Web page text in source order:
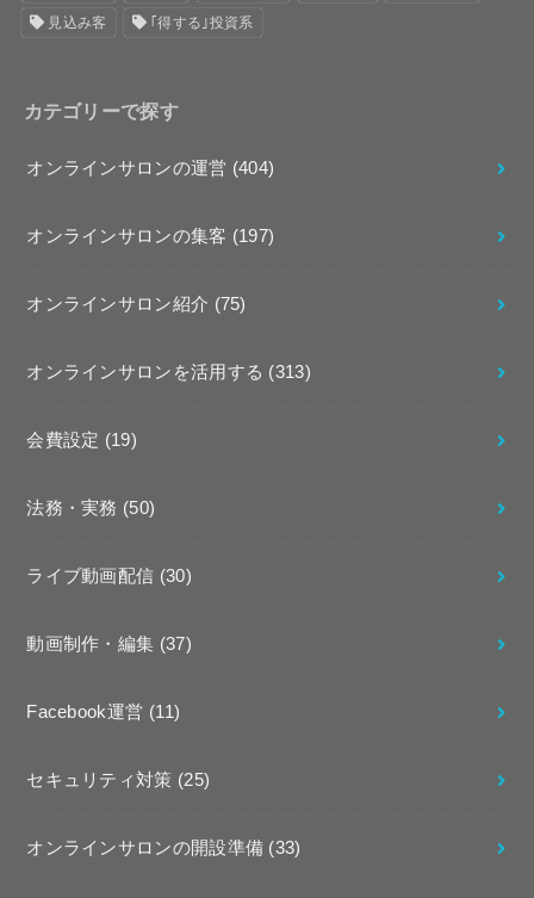
見込み客 ｢得する｣投資系
カテゴリーで探す
オンラインサロンの運営 (404)
オンラインサロンの集客 (197)
オンラインサロン紹介 (75)
オンラインサロンを活用する (313)
会費設定 (19)
法務・実務 (50)
ライブ動画配信 (30)
動画制作・編集 (37)
Facebook運営 (11)
セキュリティ対策 (25)
オンラインサロンの開設準備 (33)